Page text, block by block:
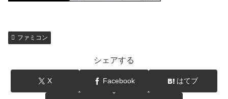
ファミコン
シェアする
X Facebook はてブ